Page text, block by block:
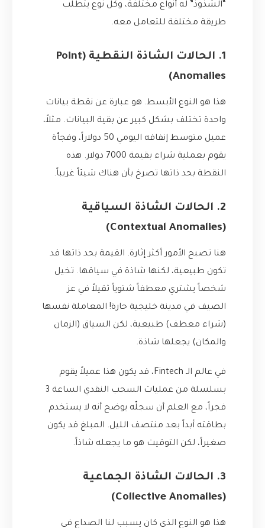
“الشذوذ” له أنواع مختلفة، وكل نوع يتطلب
طريقة مختلفة للتعامل معه.
1. الحالات الشاذة النقطية (Point
Anomalies)
هذا هو النوع الأبسط. هو عبارة عن نقطة بيانات
واحدة تختلف بشكل كبير عن بقية البيانات. مثلاً،
عميل متوسط إنفاقه اليومي 50 دولاراً، وفجأة
يقوم بعملية شراء بقيمة 7000 دولار. هذه
النقطة بحد ذاتها تصرخ بأن هناك شيئاً غريباً.
2. الحالات الشاذة السياقية
(Contextual Anomalies)
هنا تصبح الأمور أكثر إثارة. القيمة بحد ذاتها قد
تكون طبيعية، لكنها شاذة في سياقها. تخيل
شخصاً يشتري معطفاً شتوياً ثقيلاً في عز
الصيف في مدينة خليجية حارة! المعاملة نفسها
(شراء معطف) طبيعية، لكن السياق (الزمان
والمكان) يجعلها شاذة.
في عالم الـ Fintech، قد يكون هذا عميلاً يقوم
بسلسلة من عمليات السحب النقدي الساعة 3
فجراً، مع العلم أن سجلّه يوضح أنه لا يستخدم
بطاقته أبداً بعد منتصف الليل. المبلغ قد يكون
صغيراً، لكن التوقيت هو ما يجعله شاذاً.
3. الحالات الشاذة الجماعية
(Collective Anomalies)
هذا هو النوع الذي كان يسبب لنا الصداع في